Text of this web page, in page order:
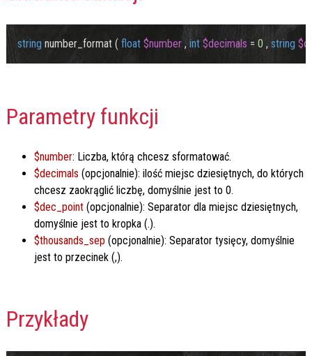
string number_format ( float $number , int $decimals = 0 , string
Parametry funkcji
$number: Liczba, którą chcesz sformatować.
$decimals (opcjonalnie): ilość miejsc dziesiętnych, do których
chcesz zaokrąglić liczbę, domyślnie jest to 0.
$dec_point(opcjonalnie): Separator dla miejsc dziesiętnych,
domyślnie jest to kropka (.).
$thousands_sep (opcjonalnie): Separator tysięcy, domyślnie
jest to przecinek (,).
Przykłady